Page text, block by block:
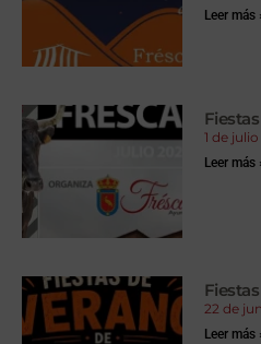
Leer más
1 de
Leer más
22 de
Leer más